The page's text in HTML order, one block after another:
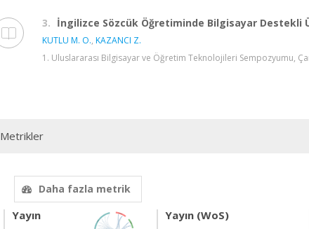
3. İngilizce Sözcük Öğretiminde Bilgisayar Destekli
KUTLU M. O., KAZANCI Z.
1. Uluslararası Bilgisayar ve Öğretim Teknolojileri Sempozyumu,
Metrikler
Daha fazla metrik
Yayın Yayın (WoS)